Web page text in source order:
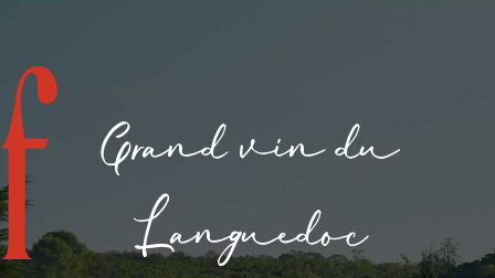
Grand vin du
Languedoc